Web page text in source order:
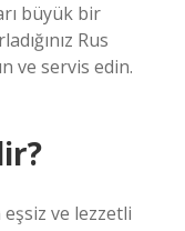
büyük bir
Rus
ve servis edin.
ve lezzetli